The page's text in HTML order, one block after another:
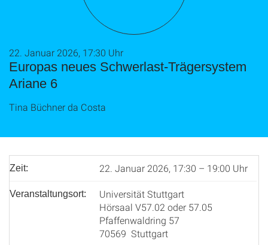
Europas neues Schwerlast-Trägersystem
Ariane 6
22. Januar 2026, 17:30 Uhr
Tina Büchner da Costa
Zeit: 22. Januar 2026, 17:30 – 19:00 Uhr
Veranstaltungsort:
Universität Stuttgart
Hörsaal V57.02 oder 57.05
Pfaffenwaldring 57
70569 Stuttgart